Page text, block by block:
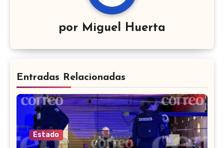
por Miguel Huerta
Entradas Relacionadas
Estado